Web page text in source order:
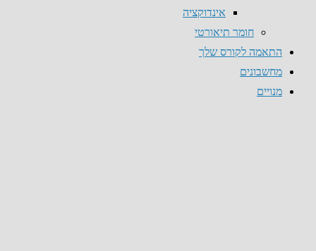
אינדוקציה
חומר תיאורטי
התאמה לקורס שלך
מחשבונים
מנויים